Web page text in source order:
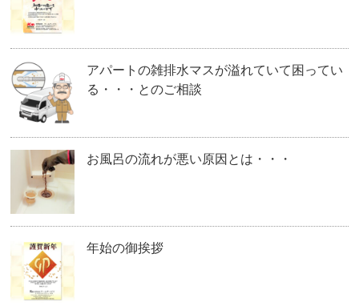
アパートの雑排水マスが溢れていて困ってい
る・・・とのご相談
お風呂の流れが悪い原因とは・・・
年始の御挨拶